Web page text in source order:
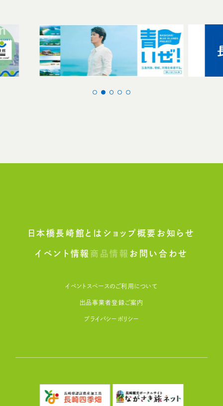
日本橋長崎館とは ショップ概要 お知らせ
イベント情報商品情報 お問い合わせ
イベントスペースのご利用について
出品事業者登録ご案内
プライバシーポリシー